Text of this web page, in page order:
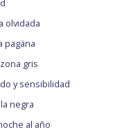
olvidada
pagäna
gris
y sensibilidad
negra
al año